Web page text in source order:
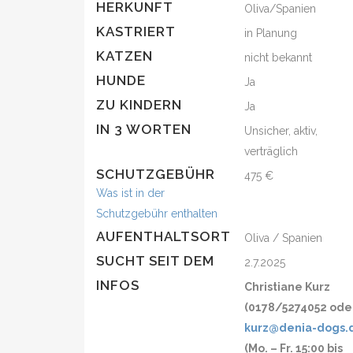
HERKUNFT Oliva/Spanien
KASTRIERT in Planung
KATZEN nicht bekannt
HUNDE Ja
ZU KINDERN Ja
IN 3 WORTEN
Unsicher, aktiv,
verträglich
SCHUTZGEBÜHR
Was ist in der
Schutzgebühr enthalten
475 €
AUFENTHALTSORT Oliva / Spanien
SUCHT SEIT DEM 2.7.2025
INFOS
Christiane Kurz
(0178/5274052
kurz@denia-
(Mo. – Fr. 15:00 bis